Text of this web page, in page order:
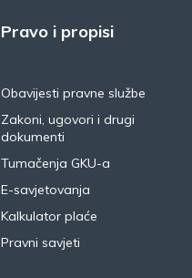
Pravo i propisi
Obavijesti pravne službe
Zakoni, ugovori i drugi
dokumenti
Tumačenja GKU-a
E-savjetovanja
Kalkulator plaće
Pravni savjeti